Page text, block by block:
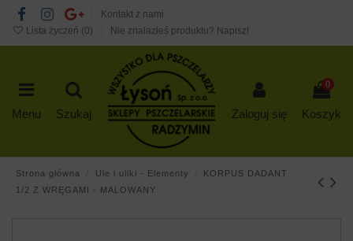
Kontakt z nami
Lista życzeń (0) Nie znalazłeś produktu? Napisz!
Menu Szukaj Zaloguj się
0
Koszyk
Strona główna Ule i uliki - Elementy
KORPUS DADANT
1/2 Z WRĘGAMI - MALOWANY